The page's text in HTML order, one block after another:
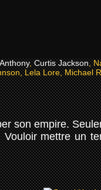
,Curtis Jackson,
Lela Lore, Michael
son empire.
mettre un